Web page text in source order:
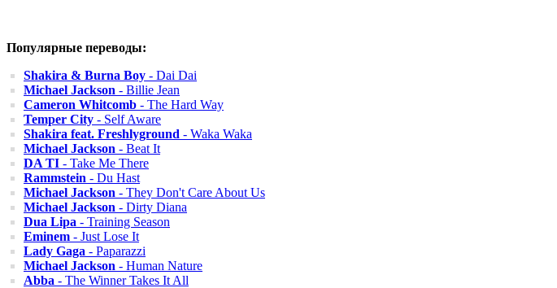
Популярные переводы:
Shakira & Burna Boy - Dai Dai
Michael Jackson - Billie Jean
Cameron Whitcomb - The Hard Way
Temper City - Self Aware
Shakira feat. Freshlyground - Waka Waka
Michael Jackson - Beat It
DA TI - Take Me There
Rammstein - Du Hast
Michael Jackson - They Don't Care About Us
Michael Jackson - Dirty Diana
Dua Lipa - Training Season
Eminem - Just Lose It
Lady Gaga - Paparazzi
Michael Jackson - Human Nature
Abba - The Winner Takes It All